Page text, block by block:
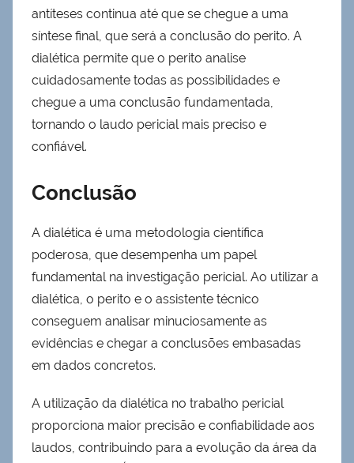
antíteses continua até que se chegue a uma
síntese final, que será a conclusão do perito. A
dialética permite que o perito analise
cuidadosamente todas as possibilidades e
chegue a uma conclusão fundamentada,
tornando o laudo pericial mais preciso e
confiável.
Conclusão
A dialética é uma metodologia científica
poderosa, que desempenha um papel
fundamental na investigação pericial. Ao utilizar a
dialética, o perito e o assistente técnico
conseguem analisar minuciosamente as
evidências e chegar a conclusões embasadas
em dados concretos.
A utilização da dialética no trabalho pericial
proporciona maior precisão e confiabilidade aos
laudos, contribuindo para a evolução da área da